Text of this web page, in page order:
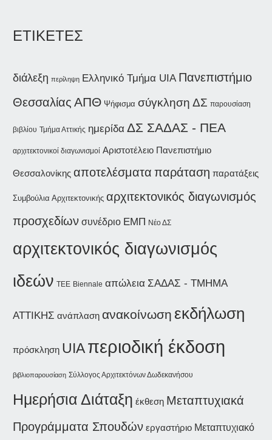
ΕΤΙΚΕΤΕΣ
διάλεξη περίληψη Ελληνικό Τμήμα UIA Πανεπιστήμιο
Θεσσαλίας ΑΠΘ Ψήφισμα σύγκληση ΔΣ παρουσίαση
βιβλίου Τμήμα Αττικής ημερίδα ΔΣ ΣΑΔΑΣ - ΠΕΑ
αρχιτεκτονικοί διαγωνισμοί Αριστοτέλειο Πανεπιστήμιο
Θεσσαλονίκης αποτελέσματα παράταση παρατάξεις
Συμβούλια Αρχιτεκτονικής αρχιτεκτονικός διαγωνισμός
προσχεδίων συνέδριο ΕΜΠ Νέο ΔΣ
αρχιτεκτονικός διαγωνισμός
ιδεών ΤΕΕ Biennale απώλεια ΣΑΔΑΣ - ΤΜΗΜΑ
ΑΤΤΙΚΗΣ ανάπλαση ανακοίνωση εκδήλωση
πρόσκληση UIA περιοδική έκδοση
βιβλιοπαρουσίαση Σύλλογος Αρχιτεκτόνων Δωδεκανήσου
Ημερήσια Διάταξη έκθεση Μεταπτυχιακά
Προγράμματα Σπουδών εργαστήριο Μεταπτυχιακό